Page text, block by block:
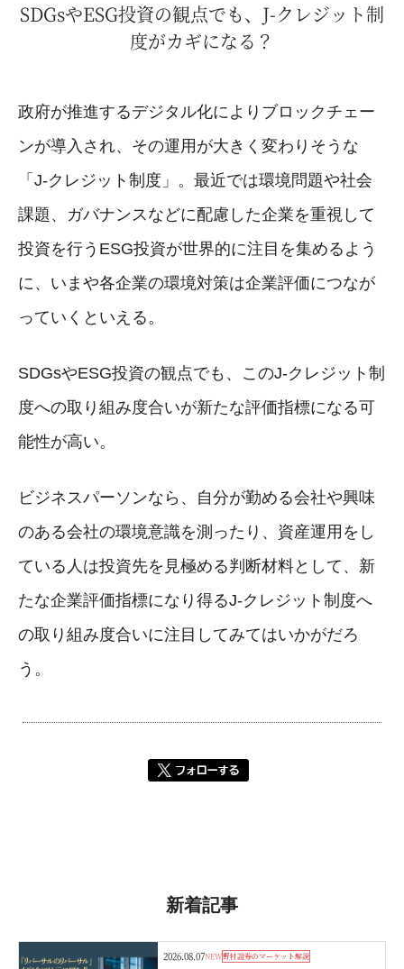
SDGsやESG投資の観点でも、J-クレジット制
度がカギになる？
政府が推進するデジタル化によりブロックチェー
ンが導入され、その運用が大きく変わりそうな
「J-クレジット制度」。最近では環境問題や社会
課題、ガバナンスなどに配慮した企業を重視して
投資を行うESG投資が世界的に注目を集めるよう
に、いまや各企業の環境対策は企業評価につなが
っていくといえる。
SDGsやESG投資の観点でも、このJ-クレジット制
度への取り組み度合いが新たな評価指標になる可
能性が高い。
ビジネスパーソンなら、自分が勤める会社や興味
のある会社の環境意識を測ったり、資産運用をし
ている人は投資先を見極める判断材料として、新
たな企業評価指標になり得るJ-クレジット制度へ
の取り組み度合いに注目してみてはいかがだろ
う。
新着記事
2026.08.07NEW野村證券のマーケット解説